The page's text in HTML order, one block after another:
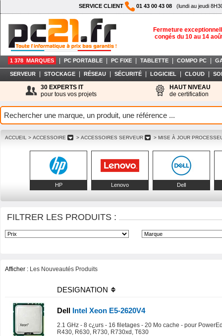
SERVICE CLIENT 01 43 00 43 08 (lundi au jeudi
Fermeture
congés du 10 au 14
1 378 MARQUES PC PORTABLE PC FIXE TABLETTE COMPO PC
SERVEUR STOCKAGE RÉSEAU SÉCURITÉ LOGICIEL CLOUD
30 EXPERTS IT
pour tous vos projets
HAUT NIVEAU
de certification
ACCUEIL > ACCESSOIRE > ACCESSOIRES SERVEUR > MISE À JOUR
HP Lenovo Dell
FILTRER LES PRODUITS :
Afficher : Les Nouveautés Produits
DESIGNATION
Dell Intel Xeon E5-2620V4
2.1 GHz - 8 c¿urs - 16 filetages - 20 Mo cache - pour
R430, R630, R730, R730xd, T630